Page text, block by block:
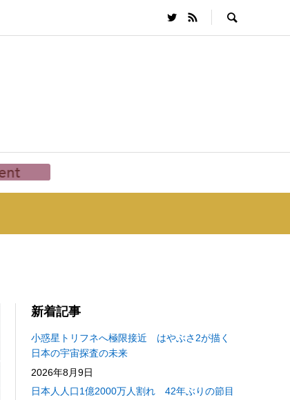
新着記事
小惑星トリフネへ極限接近 はやぶさ2が描く
日本の宇宙探査の未来
2026年8月9日
日本人人口1億2000万人割れ 42年ぶりの節目